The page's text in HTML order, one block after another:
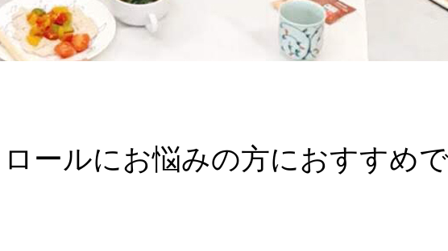
ールにお悩みの方におすすめで